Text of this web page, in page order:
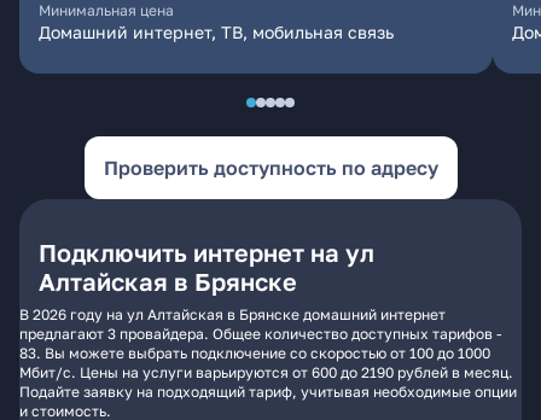
Минимальная цена
Домашний интернет, ТВ, мобильная связь
Проверить доступность по адресу
Подключить интернет на ул
Алтайская в Брянске
В 2026 году на ул Алтайская в Брянске домашний интернет
предлагают 3 провайдера. Общее количество доступных тарифов -
83. Вы можете выбрать подключение со скоростью от 100 до 1000
Мбит/с. Цены на услуги варьируются от 600 до 2190 рублей в месяц.
Подайте заявку на подходящий тариф, учитывая необходимые опции
и стоимость.